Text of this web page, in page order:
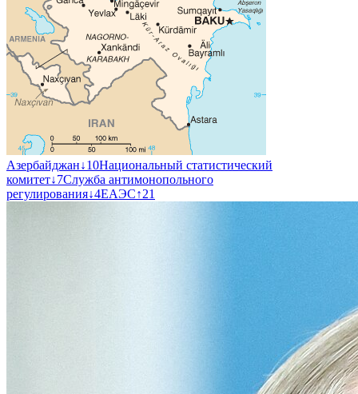
Азербайджан↓10Национальный статистический
комитет↓7Служба антимонопольного
регулирования↓4ЕАЭС↑21